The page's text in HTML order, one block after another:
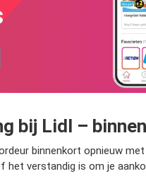
bij Lidl –
binnenkort opnieuw
verstandig is om je